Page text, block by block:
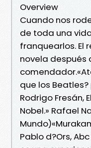
Overview
Cuando nos
de toda una
franquearlos. El
novela después
que los
Rodrigo Fresán,
Nobel.» Rafael
Pablo d?Ors,